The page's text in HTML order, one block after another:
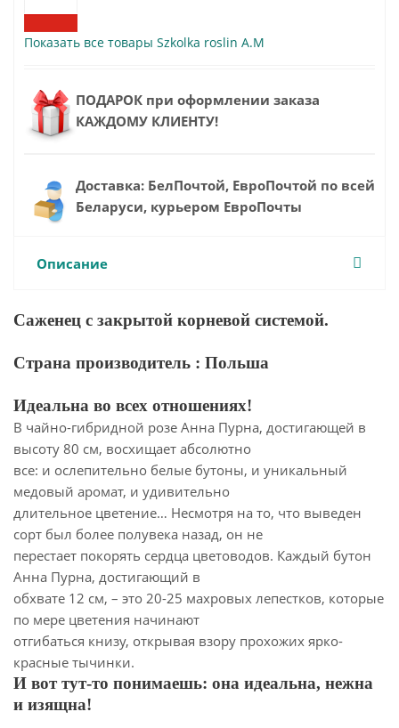
Показать все товары Szkolka roslin A.M
ПОДАРОК при оформлении заказа
КАЖДОМУ КЛИЕНТУ!
Доставка: БелПочтой, ЕвроПочтой по всей
Беларуси, курьером ЕвроПочты
Описание
Саженец с закрытой корневой системой.
Страна производитель : Польша
Идеальна во всех отношениях!
В чайно-гибридной розе Анна Пурна, достигающей в
высоту 80 см, восхищает абсолютно
все: и ослепительно белые бутоны, и уникальный
медовый аромат, и удивительно
длительное цветение… Несмотря на то, что выведен
сорт был более полувека назад, он не
перестает покорять сердца цветоводов. Каждый бутон
Анна Пурна, достигающий в
обхвате 12 см, – это 20-25 махровых лепестков, которые
по мере цветения начинают
отгибаться книзу, открывая взору прохожих ярко-
красные тычинки.
И вот тут-то понимаешь: она идеальна, нежна
и изящна!